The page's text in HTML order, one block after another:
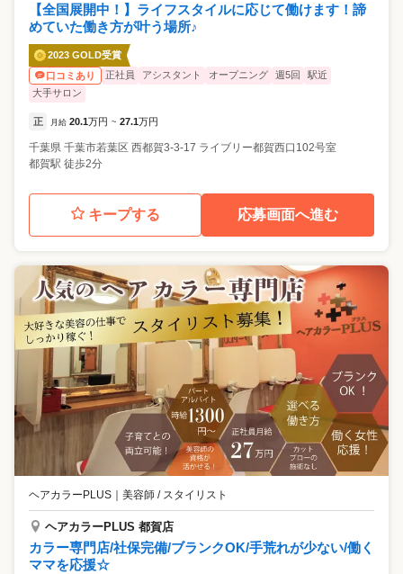
【全国展開中！】ライフスタイルに応じて働けます！諦
めていた働き方が叶う場所♪
2023 GOLD受賞
口コミあり
正社員 アシスタント オープニング 週5回
駅近
大手サロン
正 月給 20.1万円 ~ 27.1万円
千葉県 千葉市若葉区 ⻄都賀3-3-17 ライブリー都賀西口102号室
都賀駅 徒歩2分
キープする 応募画面へ進む
ヘアカラーPLUS 美容師 / スタイリスト
ヘアカラーPLUS 都賀店
カラー専門店/社保完備/ブランクOK/手荒れが少ない/働く
ママを応援☆